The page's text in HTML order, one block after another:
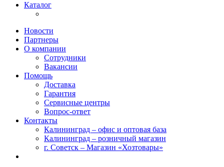
Каталог
Новости
Партнеры
О компании
Сотрудники
Вакансии
Помощь
Доставка
Гарантия
Сервисные центры
Вопрос-ответ
Контакты
Калининград – офис и оптовая база
Калининград – розничный магазин
г. Советск – Магазин «Хозтовары»